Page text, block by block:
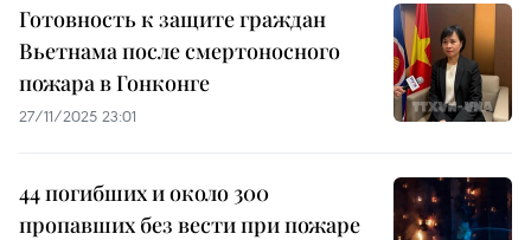
Готовность к защите граждан
Вьетнама после смертоносного
пожара в Гонконге
27/11/2025 23:01
44 погибших и около 300
пропавших без вести при пожаре